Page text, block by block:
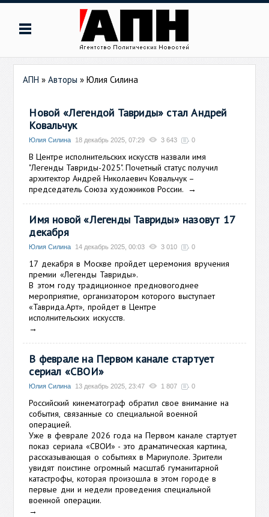
АПН »Авторы »Юлия Силина
Новой «Легендой Тавриды» стал Андрей
Ковальчук
Юлия Силина 18 декабрь 2025, 07:29 3 643 0
В Центре исполнительских искусств назвали имя
"Легенды Тавриды-2025". Почетный статус получил
архитектор Андрей Николаевич Ковальчук –
председатель Союза художников России. →
Имя новой «Легенды Тавриды» назовут 17
декабря
Юлия Силина 14 декабрь 2025, 00:03 3 010 0
17 декабря в Москве пройдет церемония вручения
премии «Легенды Тавриды».
В этом году традиционное предновогоднее
мероприятие, организатором которого выступает
«Таврида.Арт», пройдет в Центре
исполнительских искусств.
→
В феврале на Первом канале стартует
сериал «СВОИ»
Юлия Силина 13 декабрь 2025, 23:47 1 807 0
Российский кинематограф обратил свое внимание на
события, связанные со специальной военной
операцией.
Уже в феврале 2026 года на Первом канале стартует
показ сериала «СВОИ» - это драматическая картина,
рассказывающая о событиях в Мариуполе. Зрители
увидят поистине огромный масштаб гуманитарной
катастрофы, которая произошла в этом городе в
первые дни и недели проведения специальной
военной операции.
→